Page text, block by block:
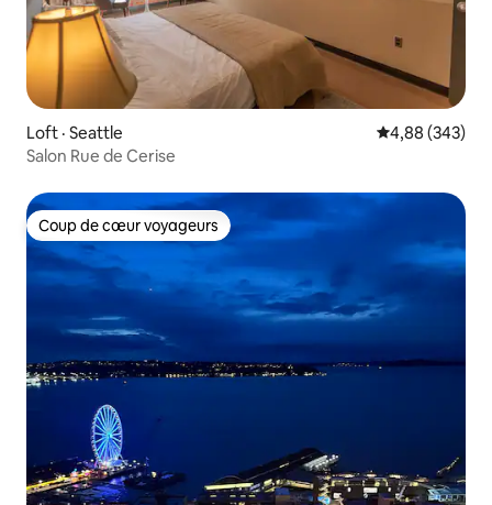
Loft · Seattle Note
4,88 (343)
Salon Rue de Cerise
Coup de cœur voyageurs
Coup de cœur voyageurs